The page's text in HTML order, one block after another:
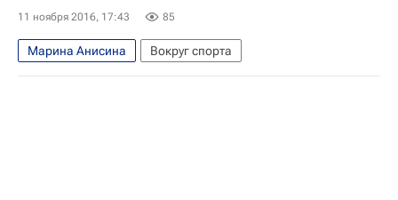
11 ноября 2016, 17:43 85
Марина Анисина Вокруг спорта